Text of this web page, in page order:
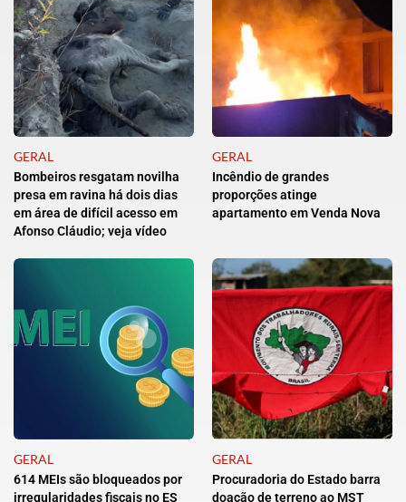
GERAL
Bombeiros resgatam novilha
presa em ravina há dois dias
em área de difícil acesso em
Afonso Cláudio; veja vídeo
GERAL
Incêndio de grandes
proporções atinge
apartamento em Venda Nova
GERAL
614 MEIs são bloqueados por
irregularidades fiscais no ES
GERAL
Procuradoria do Estado barra
doação de terreno ao MST